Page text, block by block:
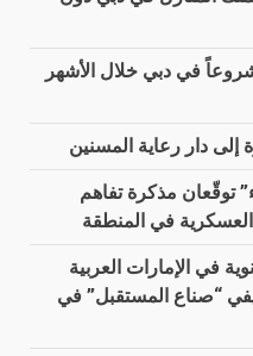
العقارية تعلن تسليم 11 مشروعاً في دبي خلال الأشهر
إلى دار رعاية المسنين
توقّعان مذكرة تفاهم
في المنطقة
في الإمارات العربية
“صناع المستقبل” في